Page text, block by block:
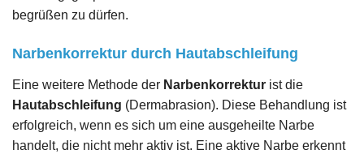
begrüßen zu dürfen.
Narbenkorrektur durch Hautabschleifung
Eine weitere Methode der Narbenkorrektur ist die
Hautabschleifung (Dermabrasion). Diese Behandlung ist
erfolgreich, wenn es sich um eine ausgeheilte Narbe
handelt, die nicht mehr aktiv ist. Eine aktive Narbe erkennt